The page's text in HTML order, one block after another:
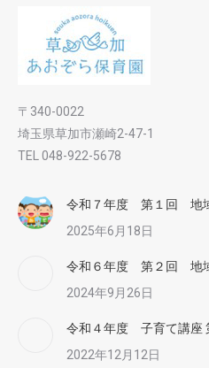
〒340-0022
埼玉県草加市瀬崎2-47-1
TEL 048-922-5678
令和７年度 第１回 地
2025年6月18日
令和６年度 第２回 地
2024年9月26日
令和４年度 子育て講座
2022年12月12日